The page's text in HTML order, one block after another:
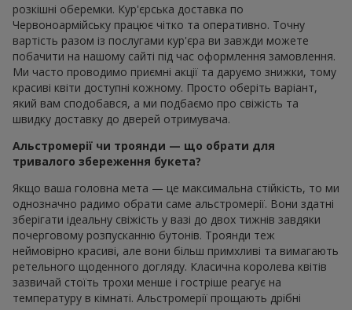
розкішні оберемки. Кур'єрська доставка по
Червоноармійську працює чітко та оперативно. Точну
вартість разом із послугами кур'єра ви завжди можете
побачити на нашому сайті під час оформлення замовлення.
Ми часто проводимо приємні акції та даруємо знижки, тому
красиві квіти доступні кожному. Просто оберіть варіант,
який вам сподобався, а ми подбаємо про свіжість та
швидку доставку до дверей отримувача.
Альстромерії чи троянди — що обрати для
тривалого збереження букета?
Якщо ваша головна мета — це максимальна стійкість, то ми
однозначно радимо обрати саме альстромерії. Вони здатні
зберігати ідеальну свіжість у вазі до двох тижнів завдяки
почерговому розпусканню бутонів. Троянди теж
неймовірно красиві, але вони більш примхливі та вимагають
ретельного щоденного догляду. Класична королева квітів
зазвичай стоїть трохи менше і гостріше реагує на
температуру в кімнаті. Альстромерії прощають дрібні